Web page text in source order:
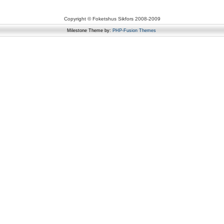
Copyright © Foketshus Sikfors 2008-2009
Milestone Theme by: PHP-Fusion Themes